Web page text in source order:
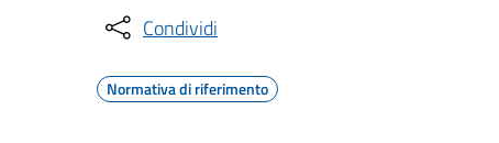
Condividi
Normativa di riferimento